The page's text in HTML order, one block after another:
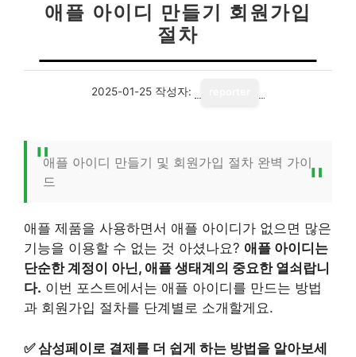
애플 아이디 만들기 회원가입
절차
2025-01-25 작성자:
애플 아이디 만들기 및 회원가입 절차 완벽 가이
드
애플 제품을 사용하면서 애플 아이디가 없으면 많은
기능을 이용할 수 없는 것 아셨나요? 애플 아이디는
단순한 계정이 아닌, 애플 생태계의 중요한 열쇠랍니
다. 이번 포스트에서는 애플 아이디를 만드는 방법
과 회원가입 절차를 단계별로 소개할게요.
✅삼성페이로 결제를 더 쉽게 하는 방법을 알아보세